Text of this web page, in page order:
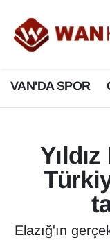
VAN'DA SPOR
Elazığ'ın
3.SAYFA
ASAYİŞ
BİLİM VE
Biyografi
Bölge
ÇEVRE
Van Nöbetçi
Van Hava
Van Namaz
Van Trafik
Süper Lig
Tüm